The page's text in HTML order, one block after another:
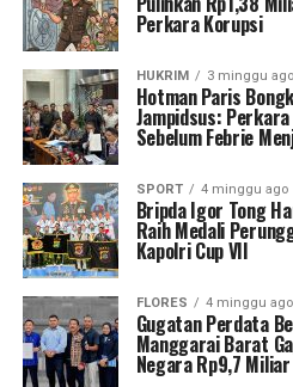
Perkara Korupsi
HUKRIM 3 minggu ago
Hotman Paris
Jampidsus:
Sebelum Febrie
SPORT 4 minggu ago
Bripda Igor Tong
Raih Medali
Kapolri Cup VII
FLORES 4 minggu ago
Gugatan Perdata
Manggarai Barat
Negara Rp9,7 Miliar